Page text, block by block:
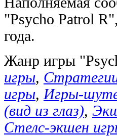
"Psycho Patrol
года.
Жанр игры
игры,
игры, Игры-
(вид из глаз),
Стелс-экшен